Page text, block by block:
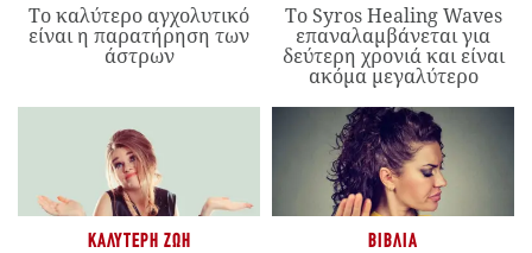
Το καλύτερο αγχολυτικό
είναι η παρατήρηση των
άστρων
Το Syros Healing Waves
επαναλαμβάνεται για
δεύτερη χρονιά και είναι
ακόμα μεγαλύτερο
ΚΑΛΎΤΕΡΗ ΖΩΉ ΒΙΒΛΊΑ